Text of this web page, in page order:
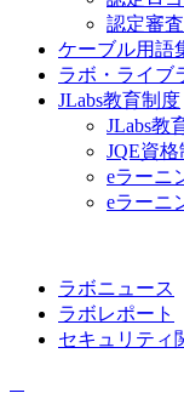
認定審
ケーブル用語
ラボ・ライブ
JLabs教育制度
JLabs教
JQE資
eラーニ
eラーニ
ラボニュース
ラボレポート
セキュリティ